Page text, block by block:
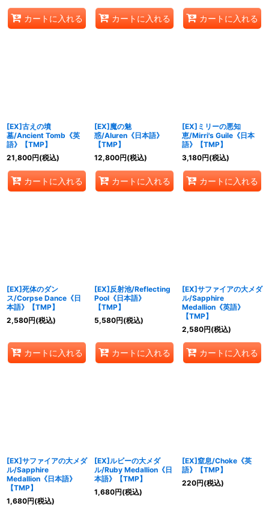
カートに入れる カートに入れる カートに入れる
[EX]古えの墳
墓/Ancient Tomb《英
語》【TMP】
21,800円(税込)
カートに入れる
[EX]魔の魅
惑/Aluren《日本語》
【TMP】
12,800円(税込)
カートに入れる
[EX]ミリーの悪知
恵/Mirri's Guile《日本
語》【TMP】
3,180円(税込)
カートに入れる
[EX]死体のダン
ス/Corpse Dance《日
本語》【TMP】
2,580円(税込)
カートに入れる
[EX]反射池/Reflecting
Pool《日本語》
【TMP】
5,580円(税込)
カートに入れる
[EX]サファイアの大メダ
ル/Sapphire
Medallion《英語》
【TMP】
2,580円(税込)
カートに入れる
[EX]サファイアの大メダ
ル/Sapphire
Medallion《日本語》
【TMP】
1,680円(税込)
[EX]ルビーの大メダ
ル/Ruby Medallion《日
本語》【TMP】
1,680円(税込)
[EX]窒息/Choke《英
語》【TMP】
220円(税込)